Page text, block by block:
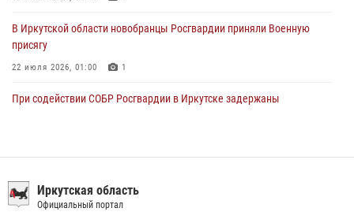
В Иркутской области новобранцы Росгвардии приняли Военную
присягу
22 июля 2026, 01:00 1
При содействии СОБР Росгвардии в Иркутске задержаны
антитеррористической защищенности для полицейских из Иркутска
14 июля 2026, 08:29
Иркутская область
Официальный портал